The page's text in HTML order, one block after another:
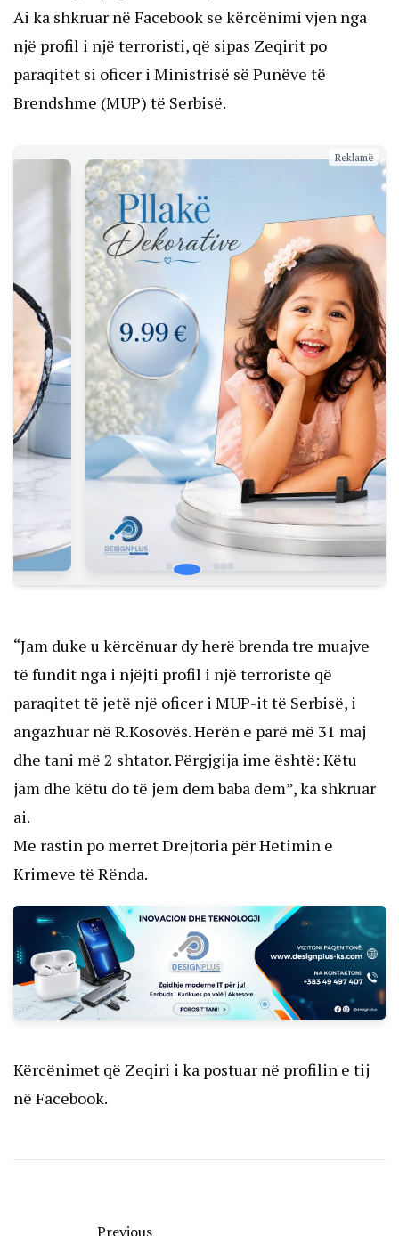
Ai ka shkruar në Facebook se kërcënimi vjen nga
një profil i një terroristi, që sipas Zeqirit po
paraqitet si oficer i Ministrisë së Punëve të
Brendshme (MUP) të Serbisë.
Reklamë
“Jam duke u kërcënuar dy herë brenda tre muajve
të fundit nga i njëjti profil i një terroriste që
paraqitet të jetë një oficer i MUP-it të Serbisë, i
angazhuar në R.Kosovës. Herën e parë më 31 maj
dhe tani më 2 shtator. Përgjgija ime është: Këtu
jam dhe këtu do të jem dem baba dem”,ka shkruar
ai.
Me rastin po merret Drejtoria për Hetimin e
Krimeve të Rënda.
Kërcënimet që Zeqiri i ka postuar në profilin e tij
në Facebook.
Previous